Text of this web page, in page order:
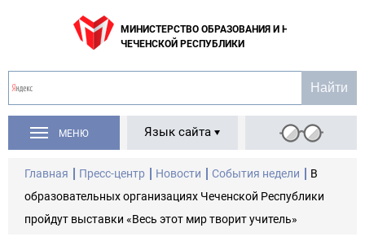
МИНИСТЕРСТВО ОБРАЗОВАНИЯ И НАУКИ
ЧЕЧЕНСКОЙ РЕСПУБЛИКИ
МЕНЮ Язык сайта
Главная Пресс-центр Новости События недели
В
образовательных организациях Чеченской Республики
пройдут выставки «Весь этот мир творит учитель»